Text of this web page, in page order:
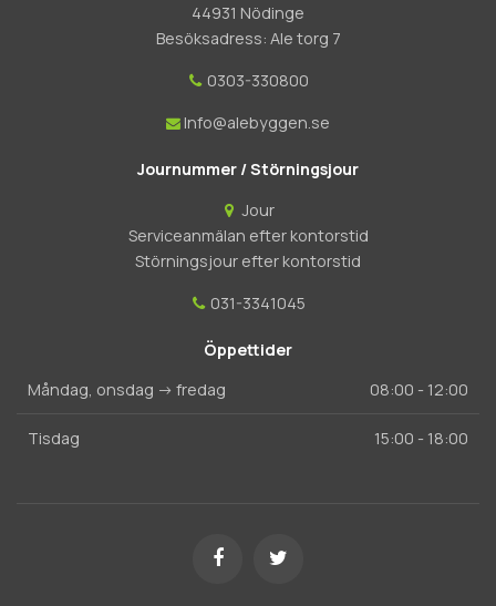
44931 Nödinge
Besöksadress: Ale torg 7
0303-330800
Info@alebyggen.se
Journummer / Störningsjour
Jour
Serviceanmälan efter kontorstid
Störningsjour efter kontorstid
031-3341045
Öppettider
08:00 - 12:00
Måndag, onsdag -> fredag
15:00 - 18:00
Tisdag